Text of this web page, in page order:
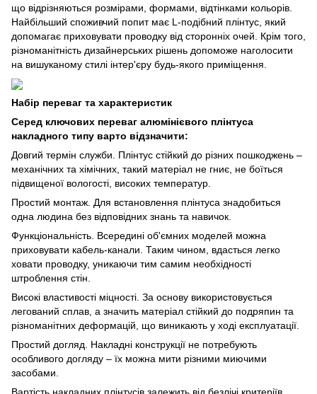
що відрізняються розмірами, формами, відтінками кольорів.
Найбільший споживчий попит має L-подібний плінтус, який
допомагає приховувати проводку від сторонніх очей. Крім того,
різноманітність дизайнерських рішень допоможе наголосити
на вишуканому стилі інтер'єру будь-якого приміщення.
Набір переваг та характеристик
Серед ключових переваг алюмінієвого плінтуса
накладного типу варто відзначити:
Довгий термін служби. Плінтус стійкий до різних пошкоджень –
механічних та хімічних, такий матеріал не гниє, не боїться
підвищеної вологості, високих температур.
Простий монтаж. Для встановлення плінтуса знадобиться
одна людина без відповідних знань та навичок.
Функціональність. Всередині об'ємних моделей можна
приховувати кабель-канали. Таким чином, вдасться легко
ховати проводку, уникаючи тим самим необхідності
штроблення стін.
Високі властивості міцності. За основу використовується
легований сплав, а значить матеріал стійкий до подряпин та
різноманітних деформацій, що виникають у ході експлуатації.
Простий догляд. Накладні конструкції не потребують
особливого догляду – їх можна мити різними миючими
засобами.
Вартість накладних плінтусів залежить від безлічі критеріїв,